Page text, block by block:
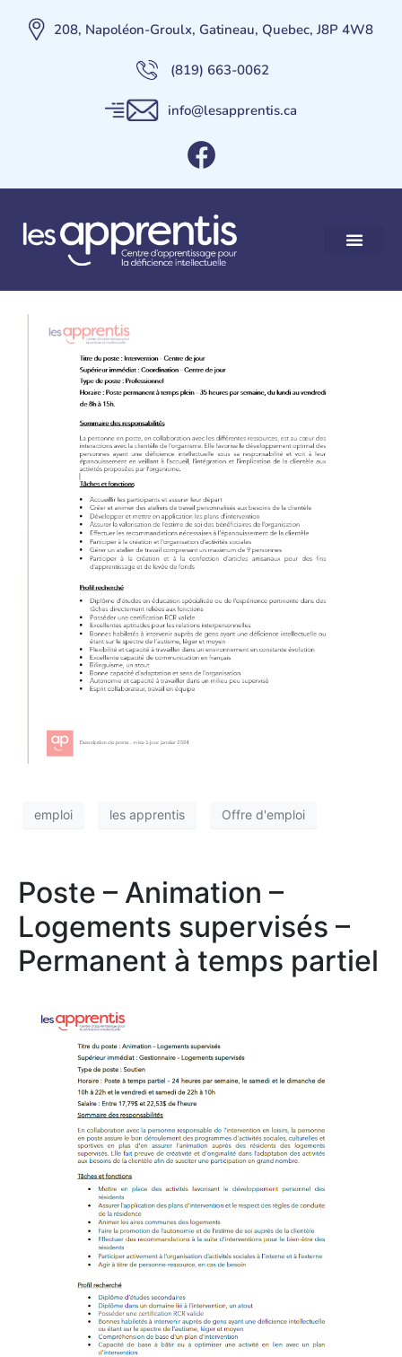
208, Napoléon-Groulx, Gatineau, Quebec, J8P 4W8
(819) 663-0062
info@lesapprentis.ca
Poste – Intervention –
Centre de jour –
Permanent à temps plein
emploi les apprentis Offre d'emploi
Poste – Animation –
Logements supervisés –
Permanent à temps partiel